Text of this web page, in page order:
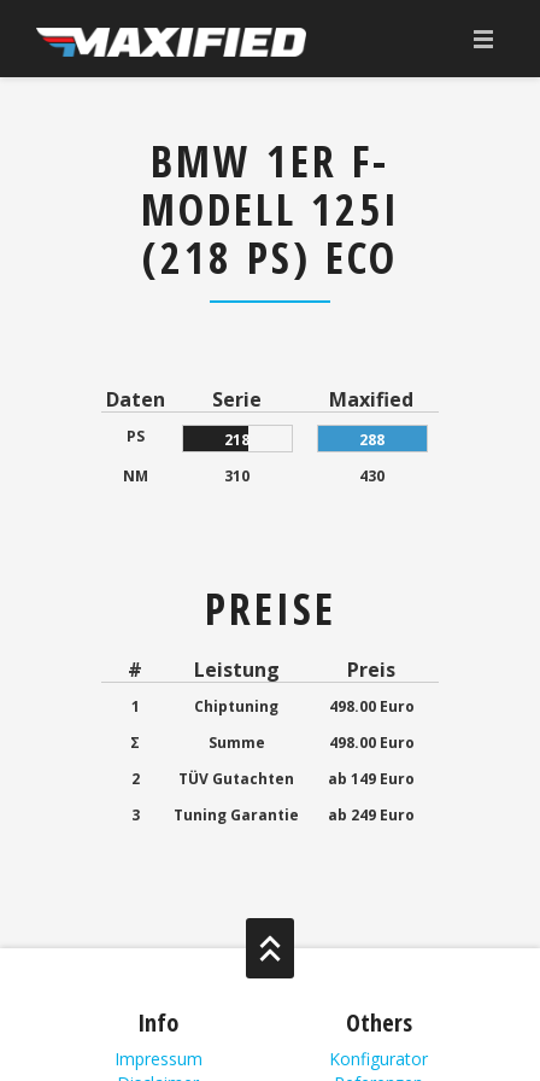
BMW 1ER F-
MODELL 125I
(218 PS) ECO
Daten Serie Maxified
PS 218
288
NM
310 430
PREISE
# Leistung Preis
1 Chiptuning
498.00 Euro
Σ
Summe
498.00 Euro
2
TÜV Gutachten
ab 149 Euro
3
Tuning Garantie ab 249 Euro
Info
Impressum
Others
Konfigurator